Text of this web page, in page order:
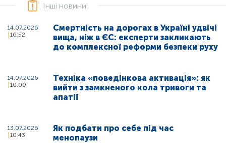
Інші новини
14.07.2026
16:52
Смертність на дорогах в Україні удвічі
вища, ніж в ЄС: експерти закликають
до комплексної реформи безпеки руху
14.07.2026
10:09
Техніка «поведінкова активація»: як
вийти з замкненого кола тривоги та
апатії
13.07.2026
10:43
Як подбати про себе під час
менопаузи